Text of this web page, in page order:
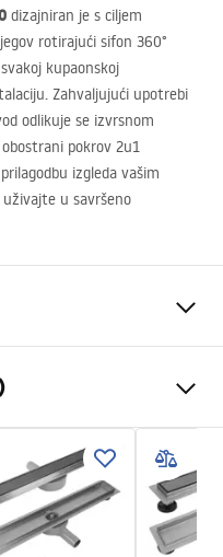
dizajniran je s ciljem
rotirajući sifon 360°
kupaonskoj
Zahvaljujući upotrebi
odlikuje se izvrsnom
pokrov 2u1
izgleda vašim
u savršeno
rotirajući
čelik AISI 304
2u1